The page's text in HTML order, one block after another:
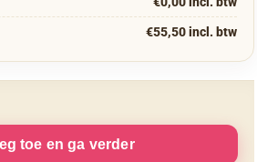
€55,50 incl. btw
toe en ga verder